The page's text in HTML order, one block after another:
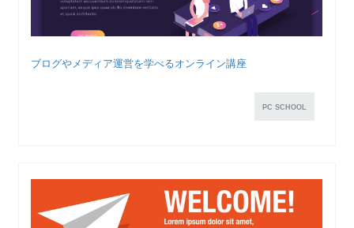
ブログやメディア運営を学べるオンライン講座
PC SCHOOL